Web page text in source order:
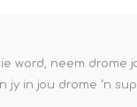
word, neem drome
in jou drome ‘n